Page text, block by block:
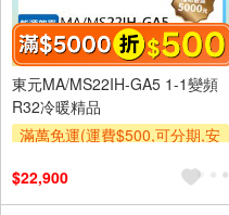
東元MA/MS22IH-GA5 1-1變頻
R32冷暖精品
滿萬免運(運費$500,可分期,安
及使用6期以上分期0利率,需付
基本安裝運費)
$22,900